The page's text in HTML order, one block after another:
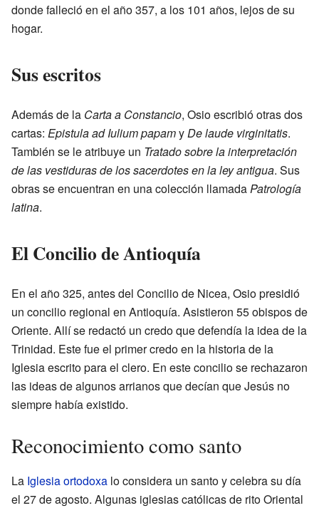
donde falleció en el año 357, a los 101 años, lejos de su
hogar.
Sus escritos
Además de la Carta a Constancio, Osio escribió otras dos
cartas: Epistula ad Iulium papamyDe laude virginitatis.
También se le atribuye un Tratado sobre la interpretación
de las vestiduras de los sacerdotes en la ley antigua. Sus
obras se encuentran en una colección llamadaPatrología
latina.
El Concilio de Antioquía
En el año 325, antes del Concilio de Nicea, Osio presidió
un concilio regional en Antioquía. Asistieron 55 obispos de
Oriente. Allí se redactó un credo que defendía la idea de la
Trinidad. Este fue el primer credo en la historia de la
Iglesia escrito para el clero. En este concilio se rechazaron
las ideas de algunos arrianos que decían que Jesús no
siempre había existido.
Reconocimiento como santo
La Iglesia ortodoxa lo considera un santo y celebra su día
el 27 de agosto. Algunas iglesias católicas de rito Oriental